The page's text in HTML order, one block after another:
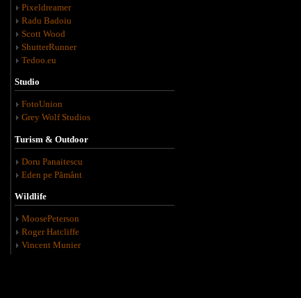
Pixeldreamer
Radu Badoiu
Scott Wood
ShutterRunner
Tedoo.eu
Studio
FotoUnion
Grey Wolf Studios
Turism & Outdoor
Doru Panaitescu
Eden pe Pământ
Wildlife
MoosePeterson
Roger Hatcliffe
Vincent Munier